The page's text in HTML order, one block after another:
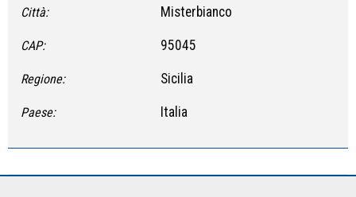
Città: Misterbianco
CAP: 95045
Regione: Sicilia
Paese: Italia